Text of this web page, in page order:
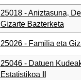
25018 - Aniztasuna,
Gizarte Bazterketa
25026 - Familia eta
25046 - Datuen
Estatistikoa II